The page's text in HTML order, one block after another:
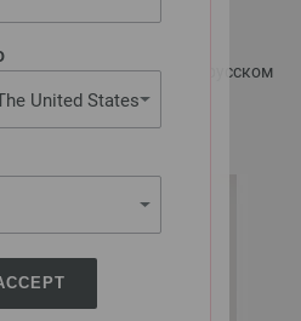
United States
инструкции на русском
| Модель 34